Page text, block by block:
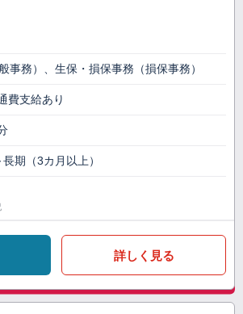
事務）、生保・損保事務（損保事務）
費支給あり
期（3カ月以上）
詳しく見る